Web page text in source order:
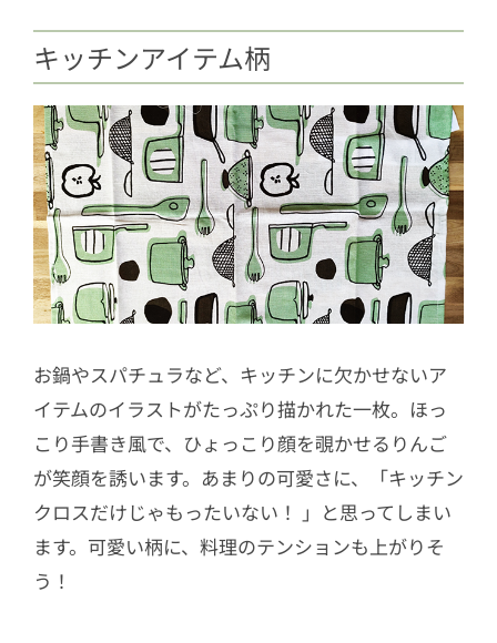
キッチンアイテム柄
お鍋やスパチュラなど、キッチンに欠かせないア
イテムのイラストがたっぷり描かれた一枚。ほっ
こり手書き風で、ひょっこり顔を覗かせるりんご
が笑顔を誘います。あまりの可愛さに、「キッチン
クロスだけじゃもったいない！ 」と思ってしまい
ます。可愛い柄に、料理のテンションも上がりそ
う！